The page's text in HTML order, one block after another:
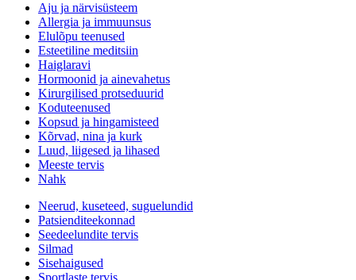
Aju ja närvisüsteem
Allergia ja immuunsus
Elulõpu teenused
Esteetiline meditsiin
Haiglaravi
Hormoonid ja ainevahetus
Kirurgilised protseduurid
Koduteenused
Kopsud ja hingamisteed
Kõrvad, nina ja kurk
Luud, liigesed ja lihased
Meeste tervis
Nahk
Neerud, kuseteed, suguelundid
Patsienditeekonnad
Seedeelundite tervis
Silmad
Sisehaigused